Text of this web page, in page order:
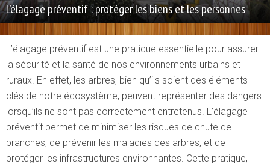
L’élagage préventif : protéger les biens et les personnes
L’élagage préventif est une pratique essentielle pour assurer
la sécurité et la santé de nos environnements urbains et
ruraux. En effet, les arbres, bien qu’ils soient des éléments
clés de notre écosystème, peuvent représenter des dangers
lorsqu’ils ne sont pas correctement entretenus. L’élagage
préventif permet de minimiser les risques de chute de
branches, de prévenir les maladies des arbres, et de
protéger les infrastructures environnantes. Cette pratique,